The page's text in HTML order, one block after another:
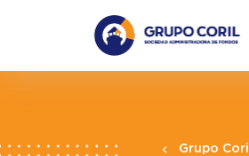
Grupo Coril